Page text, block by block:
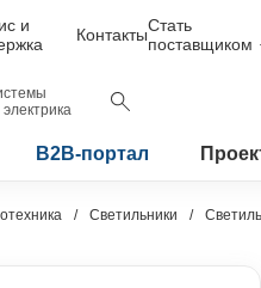
и
КонтактыСтать
поставщиком
B2B-портал
Светильники